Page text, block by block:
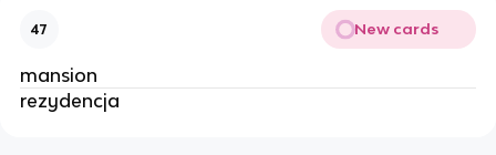
47 New cards
mansion
rezydencja